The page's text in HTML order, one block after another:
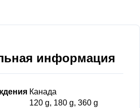
информация
Канада
120 g, 180 g, 360 g